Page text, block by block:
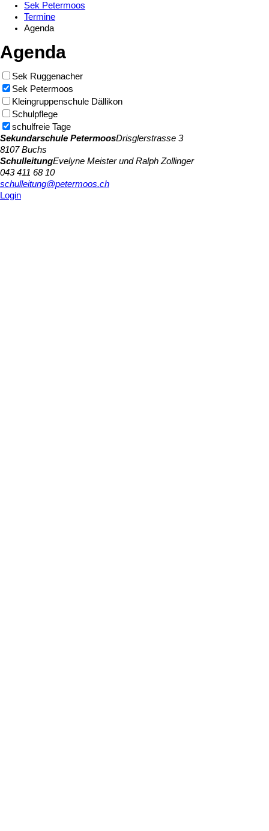
Sek Petermoos
Termine
Agenda
Agenda
Sek Ruggenacher
Sek Petermoos
Kleingruppenschule Dällikon
Schulpflege
schulfreie Tage
Sekundarschule PetermoosDrisglerstrasse 3
8107 Buchs
SchulleitungEvelyne Meister und Ralph Zollinger
043 411 68 10
schulleitung@petermoos.ch
Login